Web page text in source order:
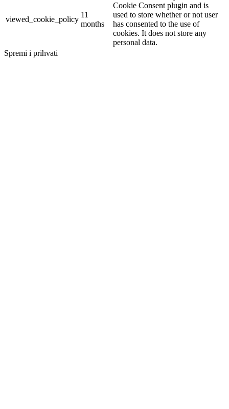
viewed_cookie_policy
11
months
Cookie Consent plugin and is
used to store whether or not user
has consented to the use of
cookies. It does not store any
personal data.
Spremi i prihvati